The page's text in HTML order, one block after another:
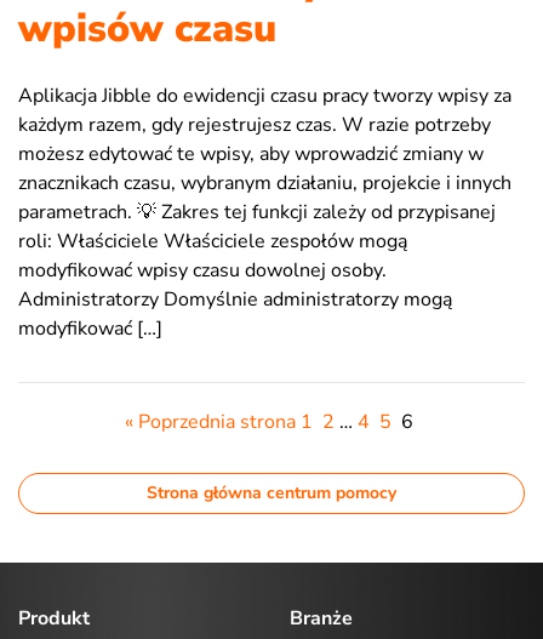
wpisów czasu
Aplikacja Jibble do ewidencji czasu pracy tworzy wpisy za
każdym razem, gdy rejestrujesz czas. W razie potrzeby
możesz edytować te wpisy, aby wprowadzić zmiany w
znacznikach czasu, wybranym działaniu, projekcie i innych
parametrach. 💡 Zakres tej funkcji zależy od przypisanej
roli: Właściciele Właściciele zespołów mogą
modyfikować wpisy czasu dowolnej osoby.
Administratorzy Domyślnie administratorzy mogą
modyfikować […]
« Poprzednia strona 1 2 … 4 5 6
Strona główna centrum pomocy
Produkt
Branże